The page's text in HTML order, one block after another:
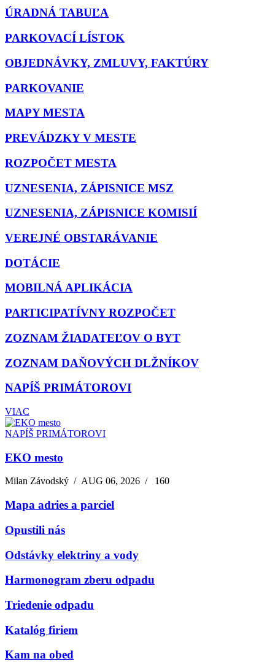
ÚRADNÁ TABUĽA
PARKOVACÍ LÍSTOK
OBJEDNÁVKY, ZMLUVY, FAKTÚRY
PARKOVANIE
MAPY MESTA
PREVÁDZKY V MESTE
ROZPOČET MESTA
UZNESENIA, ZÁPISNICE MSZ
UZNESENIA, ZÁPISNICE KOMISIÍ
VEREJNÉ OBSTARÁVANIE
DOTÁCIE
MOBILNÁ APLIKÁCIA
PARTICIPATÍVNY ROZPOČET
ZOZNAM ŽIADATEĽOV O BYT
ZOZNAM DAŇOVÝCH DLŽNÍKOV
NAPÍŠ PRIMÁTOROVI
VIAC
NAPÍŠ PRIMÁTOROVI
EKO mesto
Milan Závodský /AUG 06, 2026 / 160
Mapa adries a parciel
Opustili nás
Odstávky elektriny a vody
Harmonogram zberu odpadu
Triedenie odpadu
Katalóg firiem
Kam na obed